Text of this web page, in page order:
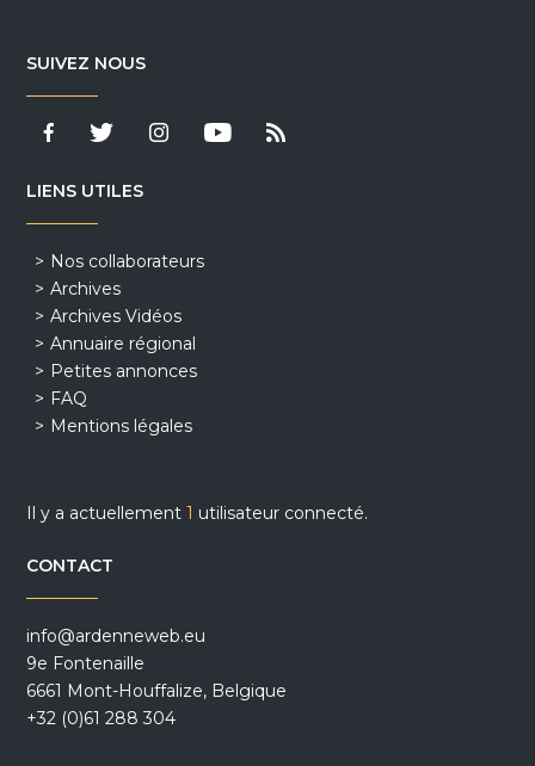
SUIVEZ NOUS
LIENS UTILES
Nos collaborateurs
Archives
Archives Vidéos
Annuaire régional
Petites annonces
FAQ
Mentions légales
Il y a actuellement1 utilisateur connecté.
CONTACT
info@ardenneweb.eu
9e Fontenaille
6661 Mont-Houffalize, Belgique
+32 (0)61 288 304